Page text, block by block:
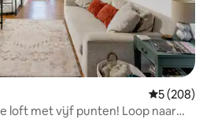
5 (208)
loft met vijf punten! Loop naar